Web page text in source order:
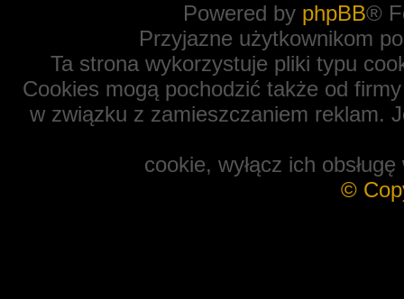
Powered by phpBB®
Przyjazne użytkownikom
Ta strona wykorzystuje pliki typu
Cookies mogą pochodzić także od
w związku z zamieszczaniem reklam.
cookie, wyłącz ich
©